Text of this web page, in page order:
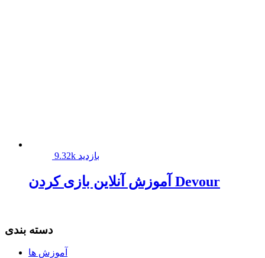
9.32k بازدید
آموزش آنلاین بازی کردن Devour
دسته بندی
آموزش ها